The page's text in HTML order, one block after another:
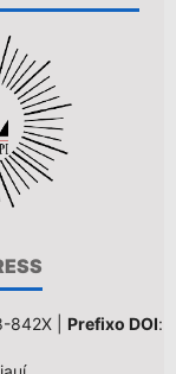
842X | Prefixo DOI: